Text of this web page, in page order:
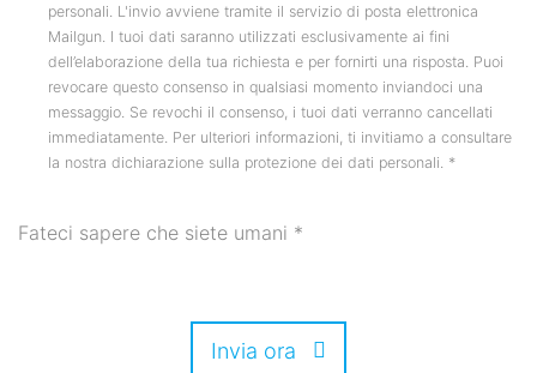
personali. L'invio avviene tramite il servizio di posta elettronica
Mailgun. I tuoi dati saranno utilizzati esclusivamente ai fini
dell’elaborazione della tua richiesta e per fornirti una risposta. Puoi
revocare questo consenso in qualsiasi momento inviandoci una
messaggio. Se revochi il consenso, i tuoi dati verranno cancellati
immediatamente. Per ulteriori informazioni, ti invitiamo a consultare
la nostra dichiarazione sulla protezione dei dati personali. *
Fateci sapere che siete umani *
Invia ora